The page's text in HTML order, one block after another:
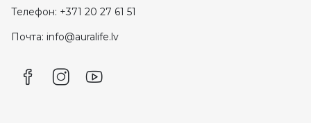
Телефон: +371 20 27 61 51
Почта: info@auralife.lv